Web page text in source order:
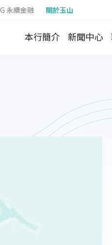
永續金融 關於玉山
本行簡介 新聞中心